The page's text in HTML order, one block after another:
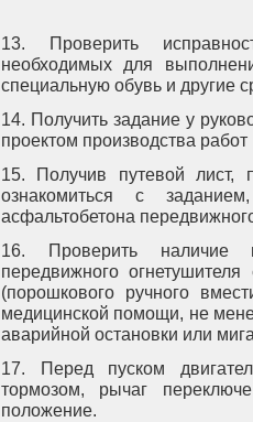
13. Проверить
необходимых для
специальную обувь и другие
14. Получить задание у
проектом производства
15. Получив путевой лист,
ознакомиться с
асфальтобетона
16. Проверить наличие
передвижного
(порошкового ручного
медицинской помощи, не
аварийной остановки или
17. Перед пуском
тормозом, рычаг
положение.